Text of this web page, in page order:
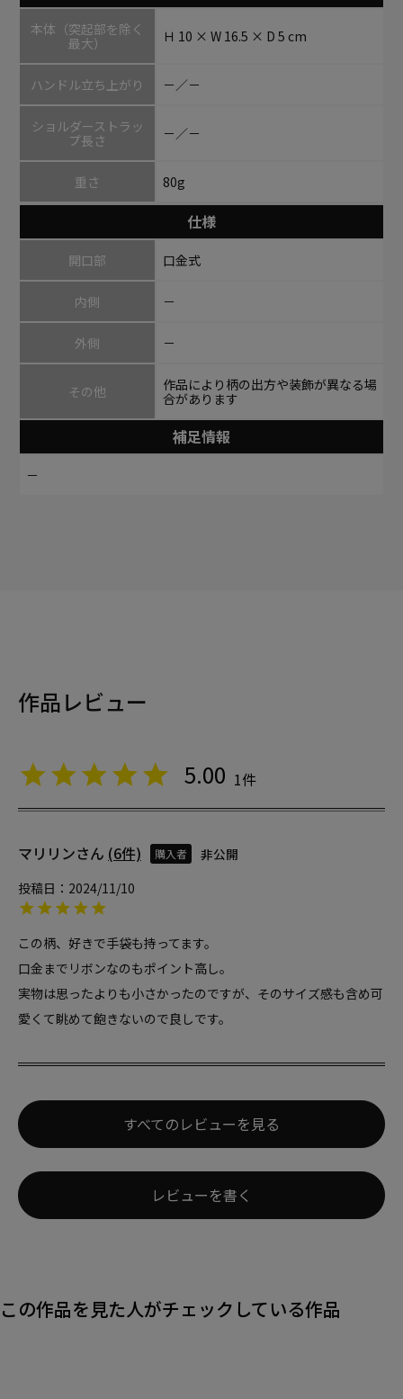
本体（突起部を除く
最大）
Ｈ 10 × W 16.5 × D 5 cm
ハンドル立ち上がり －／－
ショルダーストラッ
プ長さ
－／－
重さ 80g
仕様
開口部 口金式
内側 －
外側 －
その他
作品により柄の出方や装飾が異なる場
合があります
補足情報
－
作品レビュー
5.00 1
マリリン 6 購入者
非公開
投稿日
2024/11/10
この柄、好きで手袋も持ってます。
口金までリボンなのもポイント高し。
実物は思ったよりも小さかったのですが、そのサイズ感も含め可
愛くて眺めて飽きないので良しです。
すべてのレビューを見る
レビューを書く
この作品を見た人がチェックしている作品